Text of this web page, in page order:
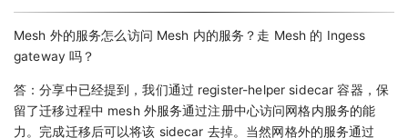
Mesh 外的服务怎么访问 Mesh 内的服务？走 Mesh 的 Ingess
gateway 吗？
答：分享中已经提到，我们通过 register-helper sidecar 容器，保
留了迁移过程中 mesh 外服务通过注册中心访问网格内服务的能
力。完成迁移后可以将该 sidecar 去掉。当然网格外的服务通过